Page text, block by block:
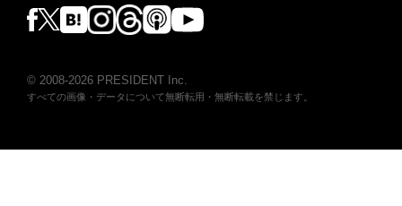
© 2008-2026 PRESIDENT Inc.
すべての画像・データについて無断転用・無断転載を禁じます。